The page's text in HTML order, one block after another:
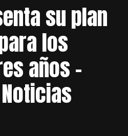
su plan
los
años –